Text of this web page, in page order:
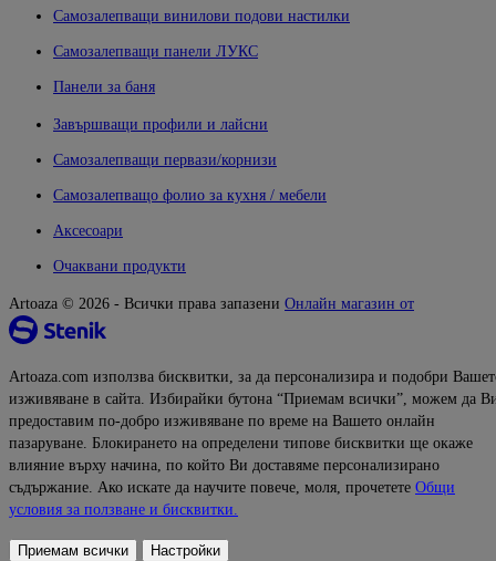
Самозалепващи винилови подови настилки
Самозалепващи панели ЛУКС
Панели за баня
Завършващи профили и лайсни
Самозалепващи первази/корнизи
Самозалепващо фолио за кухня / мебели
Аксесоари
Очаквани продукти
Artoaza © 2026 - Всички права запазени Онлайн магазин от
Artoaza.com използва бисквитки, за да персонализира и подобри
изживяване в сайта. Избирайки бутона “Приемам всички”, можем да
предоставим по-добро изживяване по време на Вашето онлайн
пазаруване. Блокирането на определени типове бисквитки ще окаже
влияние върху начина, по който Ви доставяме персонализирано
съдържание. Ако искате да научите повече, моля, прочетете Общи
условия за ползване и бисквитки.
Приемам всички Настройки